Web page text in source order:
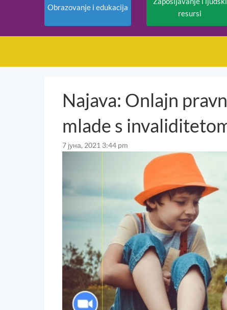
Obrazovanje i edukacija
resursi
Najava: Onlajn
mlade s
7 јуна, 2021 3:44 pm